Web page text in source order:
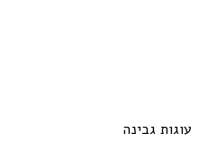
עוגות גבינה